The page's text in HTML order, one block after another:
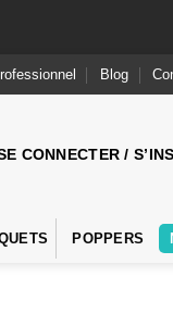
Blog
CONNECTER /
POPPERS